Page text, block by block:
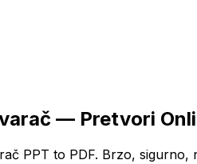
— Pretvori
PPT to PDF. Brzo, sigurno,